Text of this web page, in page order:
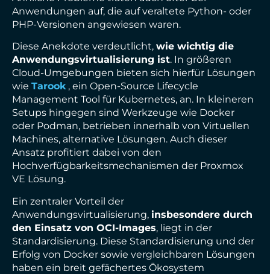
Anwendungen auf, die auf veraltete Python- oder
PHP-Versionen angewiesen waren.
Diese Anekdote verdeutlicht, wie wichtig die
Anwendungsvirtualisierung ist. In größeren
Cloud-Umgebungen bieten sich hierfür Lösungen
wie Tarook, ein Open-Source Lifecycle
Management Tool für Kubernetes, an. In kleineren
Setups hingegen sind Werkzeuge wie Docker
oder Podman, betrieben innerhalb von Virtuellen
Machines, alternative Lösungen. Auch dieser
Ansatz profitiert dabei von den
Hochverfügbarkeitsmechanismen der Proxmox
VE Lösung.
Ein zentraler Vorteil der
Anwendungsvirtualisierung, insbesondere durch
den Einsatz von OCI-Images, liegt in der
Standardisierung. Diese Standardisierung und der
Erfolg von Docker sowie vergleichbaren Lösungen
haben ein breit gefächertes Ökosystem